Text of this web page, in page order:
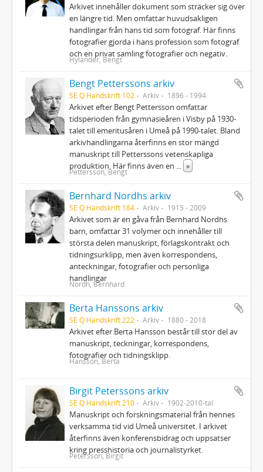
Arkivet innehåller dokument som sträcker sig över
en längre tid. Men omfattar huvudsakligen
handlingar från hans tid som fotograf. Här finns
fotografier gjorda i hans profession som fotograf
och en privat samling fotografier och negativ.
Hylander, Bengt
Bengt Petterssons arkiv
SE Q Handskrift 102 Arkiv 1896 - 1994
Arkivet efter Bengt Pettersson omfattar
tidsperioden från gymnasieåren i Visby på 1930-
talet till emeritusåren i Umeå på 1990-talet. Bland
arkivhandlingarna återfinns en stor mängd
manuskript till Petterssons vetenskapliga
produktion. Här finns även en
»
Pettersson, Bengt
Bernhard Nordhs arkiv
SE Q Handskrift 184 Arkiv 1915 - 2009
Arkivet som är en gåva från Bernhard Nordhs
barn, omfattar 31 volymer och innehåller till
största delen manuskript, förlagskontrakt och
tidningsurklipp, men även korrespondens,
anteckningar, fotografier och personliga
handlingar
Nordh, Bernhard
Berta Hanssons arkiv
SE Q Handskrift 222 Arkiv 1880 - 2018
Arkivet efter Berta Hansson består till stor del av
manuskript, teckningar, korrespondens,
fotografier och tidningsklipp.
Hansson, Berta
Birgit Peterssons arkiv
SE Q Handskrift 210 Arkiv 1902-2010-tal
Manuskript och forskningsmaterial från hennes
verksamma tid vid Umeå universitet. I arkivet
återfinns även konferensbidrag och uppsatser
kring presshistoria och journalistyrket.
Petersson, Birgit